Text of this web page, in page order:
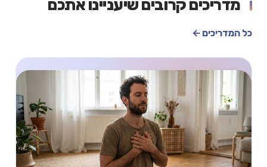
מדריכים קרובים שיעניינו אתכם
כל המדריכים ←